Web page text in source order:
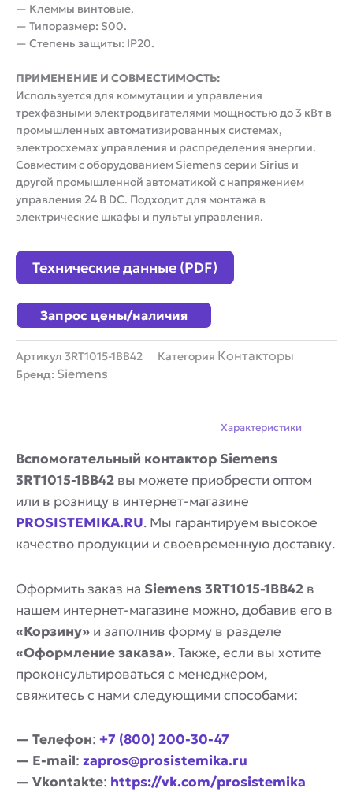
— Клеммы винтовые.
— Типоразмер: S00.
— Степень защиты: IP20.
ПРИМЕНЕНИЕ И СОВМЕСТИМОСТЬ:
Используется для коммутации и управления
трехфазными электродвигателями мощностью до 3 кВт в
промышленных автоматизированных системах,
электросхемах управления и распределения энергии.
Совместим с оборудованием Siemens серии Sirius и
другой промышленной автоматикой с напряжением
управления 24 В DC. Подходит для монтажа в
электрические шкафы и пульты управления.
Технические данные (PDF)
Запрос цены/наличия
Артикул 3RT1015-1BB42 Категория Контакторы
Бренд: Siemens
Характеристики
Вспомогательный контактор Siemens
3RT1015-1BB42 вы можете приобрести оптом
или в розницу в интернет-магазине
PROSISTEMIKA.RU. Мы гарантируем высокое
качество продукции и своевременную доставку.
Оформить заказ на Siemens 3RT1015-1BB42 в
нашем интернет-магазине можно, добавив его в
«Корзину» и заполнив форму в разделе
«Оформление заказа». Также, если вы хотите
проконсультироваться с менеджером,
свяжитесь с нами следующими способами:
— Телефон: +7 (800) 200-30-47
— E-mail: zapros@prosistemika.ru
— Vkontakte: https://vk.com/prosistemika